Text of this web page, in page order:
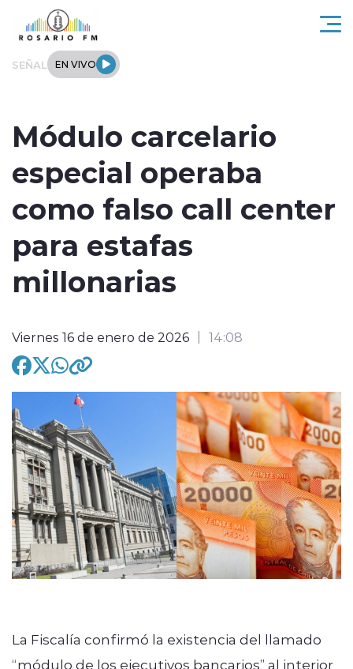
Click acá para ir directamente al contenido
SEÑAL EN VIVO
Regionales
Internacional
Entrevistas
modo claro
Módulo carcelario
especial operaba
como falso call center
para estafas
millonarias
Viernes 16 de enero de 2026 14:08
La Fiscalía confirmó la existencia del llamado
“módulo de los ejecutivos bancarios” al interior